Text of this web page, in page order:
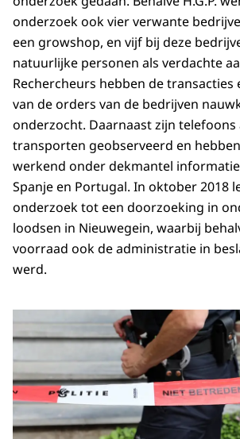
onderzoek ook vier verwante
een growshop, en vijf bij deze
natuurlijke personen als verdachte
Rechercheurs hebben de transacties
van de orders van de bedrijven
onderzocht. Daarnaast zijn
transporten geobserveerd en
werkend onder dekmantel
Spanje en Portugal. In oktober 2018
onderzoek tot een doorzoeking in
loodsen in Nieuwegein, waarbij
voorraad ook de administratie in
werd.